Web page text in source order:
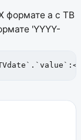
формате а с ТВ
'YYYY-